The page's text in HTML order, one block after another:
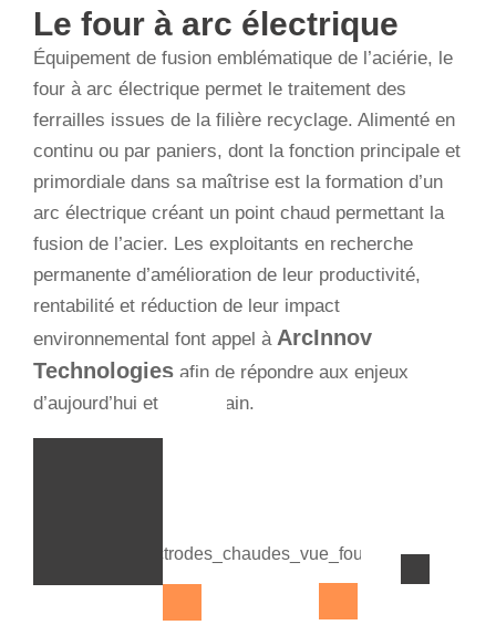
Le four à arc électrique
Équipement de fusion emblématique de l’aciérie, le
four à arc électrique permet le traitement des
ferrailles issues de la filière recyclage. Alimenté en
continu ou par paniers, dont la fonction principale et
primordiale dans sa maîtrise est la formation d’un
arc électrique créant un point chaud permettant la
fusion de l’acier. Les exploitants en recherche
permanente d’amélioration de leur productivité,
rentabilité et réduction de leur impact
environnemental font appel à ArcInnov
Technologies afin de répondre aux enjeux
d’aujourd’hui et de demain.